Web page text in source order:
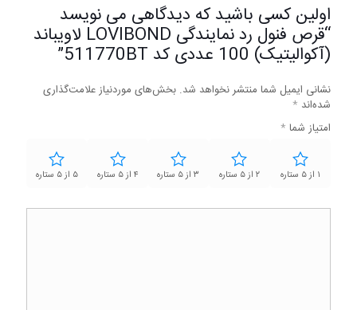
اولین کسی باشید که دیدگاهی می نویسد
“قرص فنول رد نمایندگی LOVIBOND لاویباند
(آکوالیتیک) 100 عددی کد 511770BT”
نشانی ایمیل شما منتشر نخواهد شد. بخش‌های موردنیاز علامت‌گذاری
شده‌اند *
امتیاز شما *
۱ از ۵ ستاره ۲ از ۵ ستاره ۳ از ۵ ستاره ۴ از ۵ ستاره ۵ از ۵ ستاره